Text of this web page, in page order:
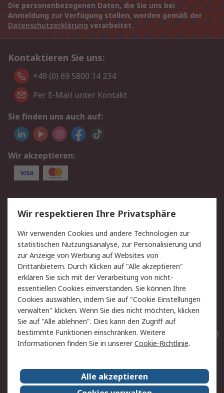
Die personenbezogenen Daten, die Sie uns bei
Anmeldung zur Verfügung stellen, werden gemäß der
Datenschutzerklärung verarbeitet.
Kontaktieren Sie uns:
+49 (0) 69 5800 14 234
Per E-Mail unter Kontakt
Sie finden uns auch auf:
Wir akzeptieren:
Service
Value Added Services
Lieferlösungen
Rücksendungen
Kontakt
Hilfe
Privatkunden
Rechtliches
AGB
Datenschutz
Cookie-Richtlinie
Zahlungsbedingungen
Copyright/Impressum
Entsorgung
Elektrogeräte/Batterien
RS weltweit
Karriere bei RS
Nachhaltigkeit
Wir respektieren Ihre Privatsphäre
Wir verwenden Cookies und andere Technologien zur
statistischen Nutzungsanalyse, zur Personalisierung und
zur Anzeige von Werbung auf Websites von
Drittanbietern. Durch Klicken auf "Alle akzeptieren"
erklären Sie sich mit der Verarbeitung von nicht-
essentiellen Cookies einverstanden. Sie können Ihre
Cookies auswählen, indem Sie auf "Cookie Einstellungen
verwalten" klicken. Wenn Sie dies nicht möchten, klicken
Sie auf "Alle ablehnen". Dies kann den Zugriff auf
bestimmte Funktionen einschränken. Weitere
Informationen finden Sie in unsererCookie-Richtlinie.
Alle akzeptieren